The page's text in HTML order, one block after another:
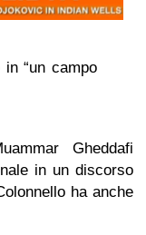
“un campo
Gheddafi
in un discorso
ha anche